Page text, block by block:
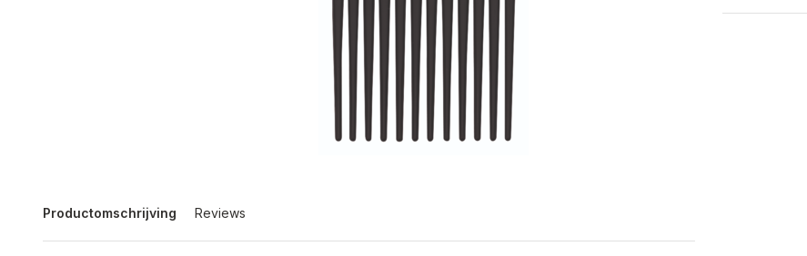
Productomschrijving Reviews